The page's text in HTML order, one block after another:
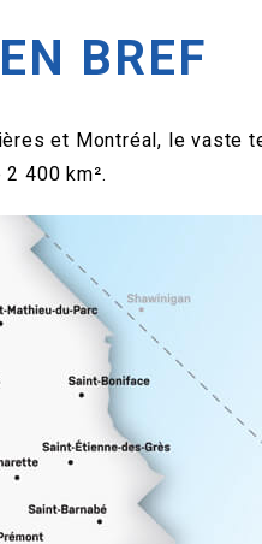
BREF
et Montréal, le vaste
400 km².